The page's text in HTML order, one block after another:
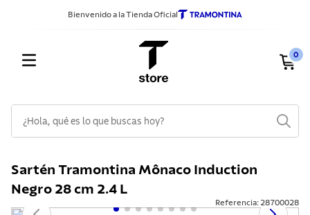
Bienvenido a la Tienda Oficial
0
Sartén Tramontina Mônaco Induction
Negro 28 cm 2.4 L
Referencia: 28700028
1.
sarten
2.
ollas